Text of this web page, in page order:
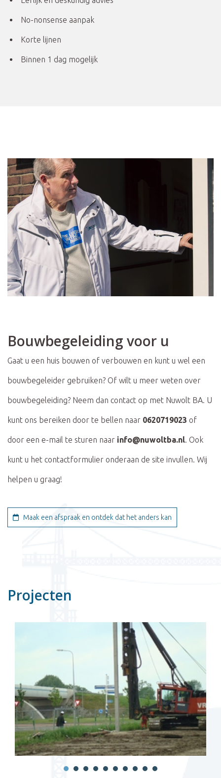
No-nonsense aanpak
Korte lijnen
Binnen 1 dag mogelijk
Bouwbegeleiding voor u
Gaat u een huis bouwen of verbouwen en kunt u wel een
bouwbegeleider gebruiken? Of wilt u meer weten over
bouwbegeleiding? Neem dan contact op met Nuwolt BA. U
kunt ons bereiken door te bellen naar 0620719023 of
door een e-mail te sturen naar info@nuwoltba.nl. Ook
kunt u het contactformulier onderaan de site invullen. Wij
helpen u graag!
Maak een afspraak en ontdek dat het anders kan
Projecten